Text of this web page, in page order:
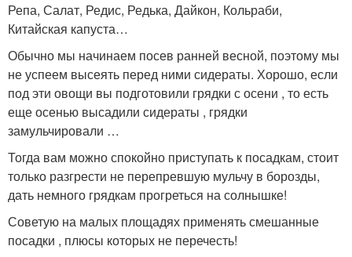
Репа, Салат, Редис, Редька, Дайкон, Кольраби,
Китайская капуста…
Обычно мы начинаем посев ранней весной, поэтому мы
не успеем высеять перед ними сидераты. Хорошо, если
под эти овощи вы подготовили грядки с осени , то есть
еще осенью высадили сидераты , грядки
замульчировали …
Тогда вам можно спокойно приступать к посадкам, стоит
только разгрести не перепревшую мульчу в борозды,
дать немного грядкам прогреться на солнышке!
Советую на малых площадях применять смешанные
посадки , плюсы которых не перечесть!